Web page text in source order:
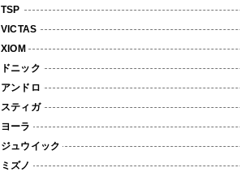
TSP
VICTAS
XIOM
ドニック
アンドロ
スティガ
ヨーラ
ジュウイック
ミズノ